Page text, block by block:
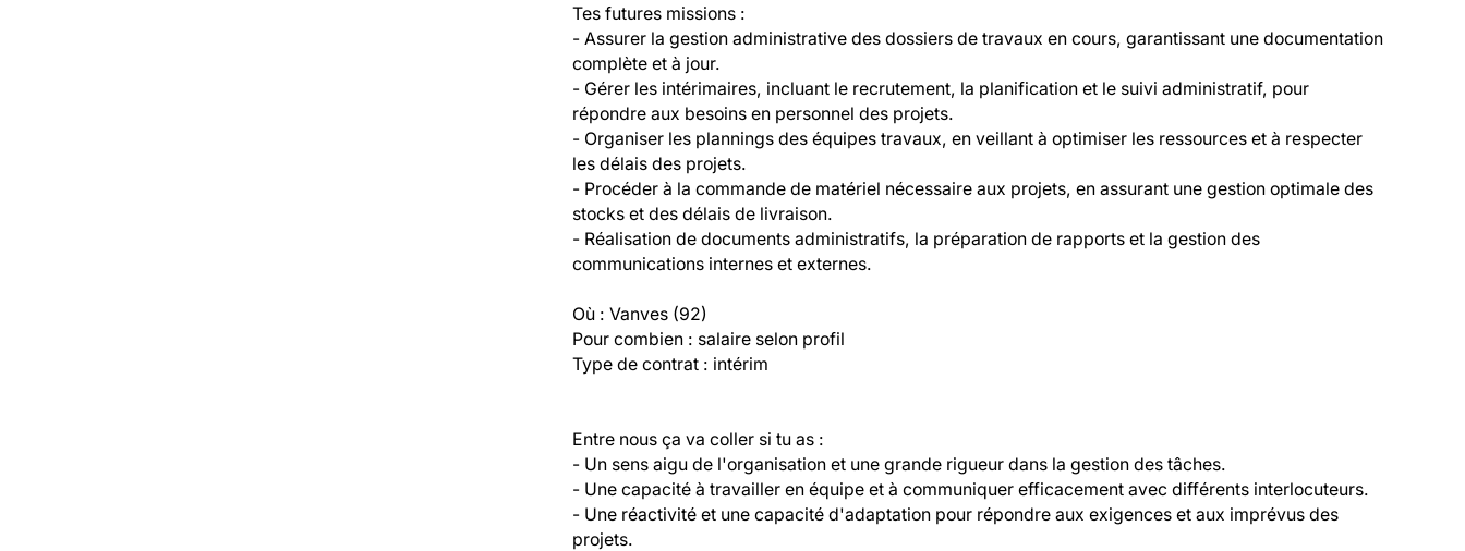
Tes futures missions :
- Assurer la gestion administrative des dossiers de travaux en cours, garantissant une documentation
complète et à jour.
- Gérer les intérimaires, incluant le recrutement, la planification et le suivi administratif, pour
répondre aux besoins en personnel des projets.
- Organiser les plannings des équipes travaux, en veillant à optimiser les ressources et à respecter
les délais des projets.
- Procéder à la commande de matériel nécessaire aux projets, en assurant une gestion optimale des
stocks et des délais de livraison.
- Réalisation de documents administratifs, la préparation de rapports et la gestion des
communications internes et externes.
Où : Vanves (92)
Pour combien : salaire selon profil
Type de contrat : intérim
Entre nous ça va coller si tu as :
- Un sens aigu de l'organisation et une grande rigueur dans la gestion des tâches.
- Une capacité à travailler en équipe et à communiquer efficacement avec différents interlocuteurs.
- Une réactivité et une capacité d'adaptation pour répondre aux exigences et aux imprévus des
projets.